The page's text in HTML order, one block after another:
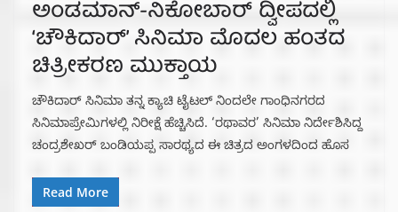
ಅಂಡಮಾನ್-ನಿಕೋಬಾರ್ ದ್ವೀಪದಲ್ಲಿ
‘ಚೌಕಿದಾರ್’ ಸಿನಿಮಾ ಮೊದಲ ಹಂತದ
ಚಿತ್ರೀಕರಣ ಮುಕ್ತಾಯ
ಚೌಕಿದಾರ್ ಸಿನಿಮಾ ತನ್ನ ಕ್ಯಾಚಿ ಟೈಟಲ್ ನಿಂದಲೇ ಗಾಂಧಿನಗರದ
ಸಿನಿಮಾಪ್ರೇಮಿಗಳಲ್ಲಿ ನಿರೀಕ್ಷೆ ಹೆಚ್ಚಿಸಿದೆ. ‘ರಥಾವರ’ ಸಿನಿಮಾ ನಿರ್ದೇಶಿಸಿದ್ದ
ಚಂದ್ರಶೇಖರ್ ಬಂಡಿಯಪ್ಪ ಸಾರಥ್ಯದ ಈ ಚಿತ್ರದ ಅಂಗಳದಿಂದ ಹೊಸ
Read More